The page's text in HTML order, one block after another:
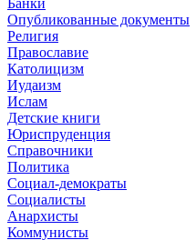
Банки
Опубликованные документы
Религия
Православие
Католицизм
Иудаизм
Ислам
Детские книги
Юриспруденция
Справочники
Политика
Социал-демократы
Социалисты
Анархисты
Коммунисты